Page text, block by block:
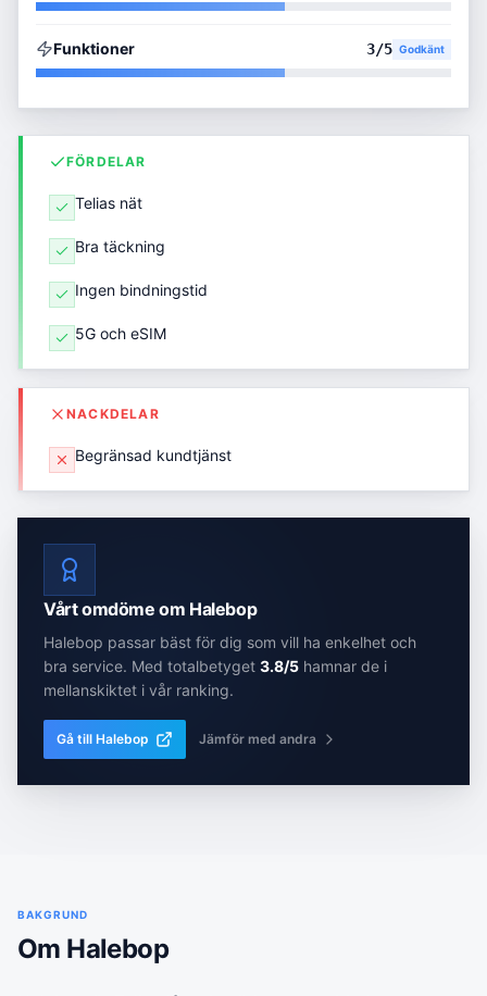
Funktioner 3/5 Godkänt
FÖRDELAR
Telias nät
Bra täckning
Ingen bindningstid
5G och eSIM
NACKDELAR
Begränsad kundtjänst
Vårt omdöme om Halebop
Halebop passar bäst för dig som vill ha enkelhet och
bra service. Med totalbetyget 3.8/5 hamnar de i
mellanskiktet i vår ranking.
Gå till Halebop Jämför med andra
BAKGRUND
Om Halebop